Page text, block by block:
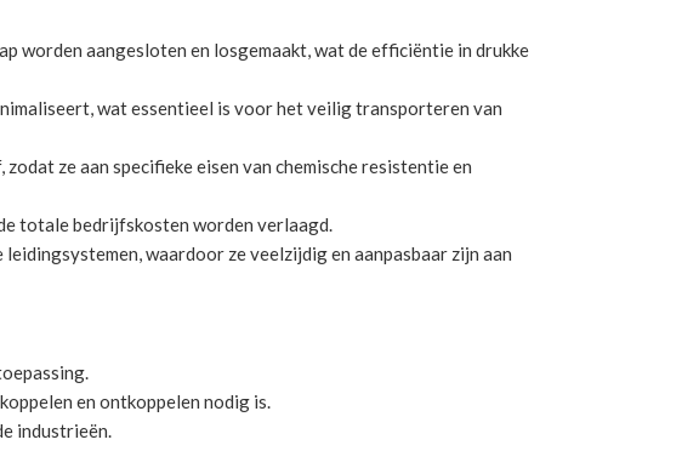
worden aangesloten en losgemaakt, wat de efficiëntie in drukke
wat essentieel is voor het veilig transporteren van
ze aan specifieke eisen van chemische resistentie en
totale bedrijfskosten worden verlaagd.
waardoor ze veelzijdig en aanpasbaar zijn aan
en ontkoppelen nodig is.
industrieën.